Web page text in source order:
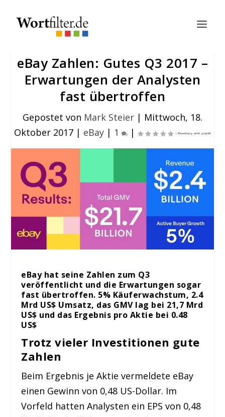
eBay Zahlen: Gutes Q3 2017 –
Erwartungen der Analysten
fast übertroffen
Gepostet von Mark Steier | Mittwoch, 18.
Oktober 2017 | eBay | 1 |
eBay hat seine Zahlen zum Q3
veröffentlicht und die Erwartungen sogar
fast übertroffen. 5% Käuferwachstum, 2.4
Mrd US$ Umsatz, das GMV lag bei 21,7 Mrd
US$ und das Ergebnis pro Aktie bei 0.48
US$
Trotz vieler Investitionen gute
Zahlen
Beim Ergebnis je Aktie vermeldete eBay
einen Gewinn von 0,48 US-Dollar. Im
Vorfeld hatten Analysten ein EPS von 0,48